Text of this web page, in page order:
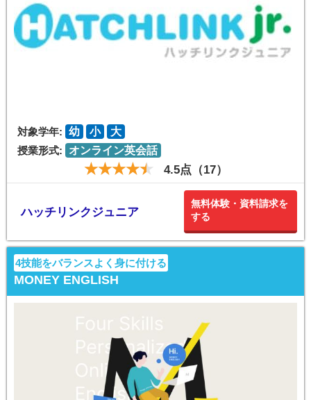
対象学年: 幼 小
大
授業形式:
オンライン英会話
4.5点（17）
ハッチリンクジュニア
無料体験・資料請求を
する
4技能をバランスよく身に付ける
MONEY ENGLISH